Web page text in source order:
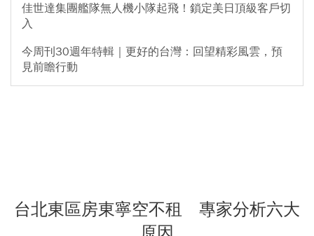
佳世達集團艦隊無人機小隊起飛！鎖定美日頂級客戶切
入
今周刊30週年特輯｜更好的台灣：回望精彩風雲，預
見前瞻行動
台北東區房東寧空不租 專家分析六大